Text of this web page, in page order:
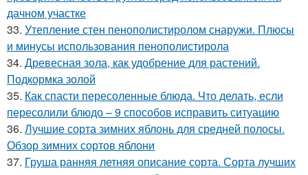
дачном участке
33. Утепление стен пенополистиролом снаружи. Плюсы
и минусы использования пенополистирола
34. Древесная зола, как удобрение для растений.
Подкормка золой
35. Как спасти пересоленные блюда. Что делать, если
пересолили блюдо – 9 способов исправить ситуацию
36. Лучшие сорта зимних яблонь для средней полосы.
Обзор зимних сортов яблони
37. Груша ранняя летняя описание сорта. Сорта лучших